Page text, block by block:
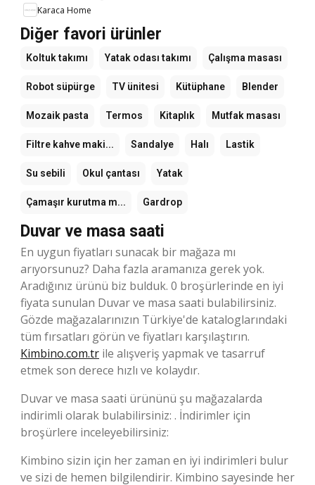
Karaca Home
Diğer favori ürünler
Koltuk takımı Yatak odası takımı Çalışma masası
Robot süpürge TV ünitesi Kütüphane Blender
Mozaik pasta Termos Kitaplık Mutfak masası
Filtre kahve maki... Sandalye Halı Lastik
Su sebili Okul çantası Yatak
Çamaşır kurutma m... Gardrop
Duvar ve masa saati
En uygun fiyatları sunacak bir mağaza mı
arıyorsunuz? Daha fazla aramanıza gerek yok.
Aradığınız ürünü biz bulduk. 0 broşürlerinde en iyi
fiyata sunulan Duvar ve masa saati bulabilirsiniz.
Gözde mağazalarınızın Türkiye'de kataloglarındaki
tüm fırsatları görün ve fiyatları karşılaştırın.
Kimbino.com.tr ile alışveriş yapmak ve tasarruf
etmek son derece hızlı ve kolaydır.
Duvar ve masa saati ürününü şu mağazalarda
indirimli olarak bulabilirsiniz: . İndirimler için
broşürlere inceleyebilirsiniz:
Kimbino sizin için her zaman en iyi indirimleri bulur
ve sizi de hemen bilgilendirir. Kimbino sayesinde her